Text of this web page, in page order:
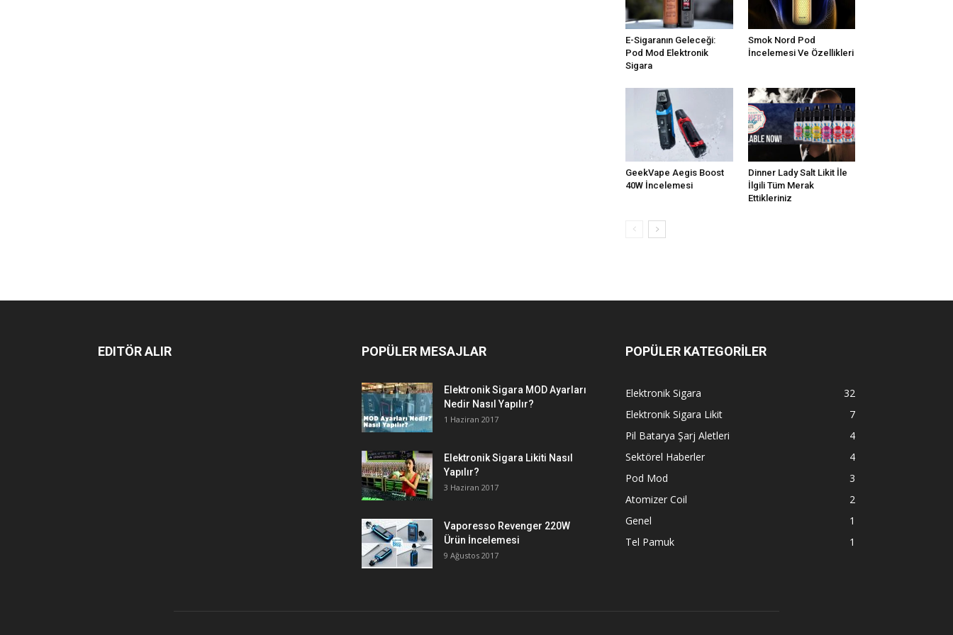
E-Sigaranın Geleceği:
Pod Mod Elektronik
Sigara
Smok Nord Pod
İncelemesi Ve Özellikleri
GeekVape Aegis Boost
40W İncelemesi
Dinner Lady Salt Likit İle
İlgili Tüm Merak
Ettikleriniz
EDITÖR ALIR POPÜLER MESAJLAR
Elektronik Sigara MOD Ayarları
Nedir Nasıl Yapılır?
1 Haziran 2017
Elektronik Sigara Likiti Nasıl
Yapılır?
3 Haziran 2017
Vaporesso Revenger 220W
Ürün İncelemesi
9 Ağustos 2017
POPÜLER KATEGORİLER
Elektronik Sigara
32
Elektronik Sigara Likit
7
Pil Batarya Şarj Aletleri
4
Sektörel Haberler
4
Pod Mod
3
Atomizer Coil
2
Genel
1
Tel Pamuk
1